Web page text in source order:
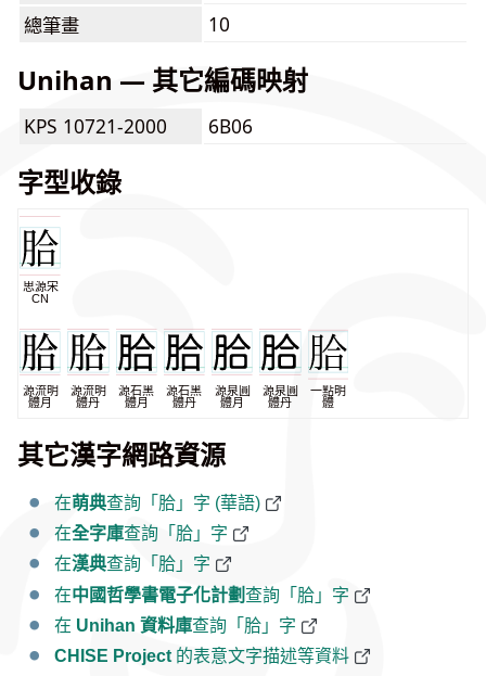
總筆畫
10
Unihan — 其它編碼映射
KPS 10721-2000 6B06
字型收錄
思源宋
CN
源流明
體月
源流明
體丹
源石黑
體月
源石黑
體丹
源泉圓
體月
源泉圓
體丹
一點明
體
其它漢字網路資源
在萌典查詢「䏩」字 (華語)
在全字庫查詢「䏩」字
在漢典查詢「䏩」字
在中國哲學書電子化計劃查詢「䏩」字
在 Unihan 資料庫查詢「䏩」字
CHISE Project 的表意文字描述等資料